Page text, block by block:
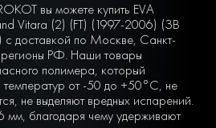
вы можете купить EVA
Vitara (2) (FT) (1997-2006) (ЗВ
с доставкой по Москве, Санкт-
регионы РФ. Наши товары
полимера, который
температур от -50 до +50°С, не
не выделяют вредных испарений.
мм, благодаря чему удерживают